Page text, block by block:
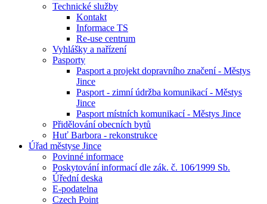
Technické služby
Kontakt
Informace TS
Re-use centrum
Vyhlášky a nařízení
Pasporty
Pasport a projekt dopravního značení - Městys
Jince
Pasport - zimní údržba komunikací - Městys
Jince
Pasport místních komunikací - Městys Jince
Přidělování obecních bytů
Huť Barbora - rekonstrukce
Úřad městyse Jince
Povinné informace
Poskytování informací dle zák. č. 106⁄1999 Sb.
Úřední deska
E-podatelna
Czech Point